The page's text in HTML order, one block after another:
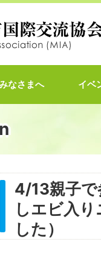
なさまへ イベ
4/13親子
しエビ入
した）